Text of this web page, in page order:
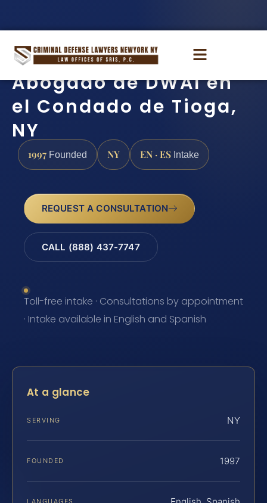
Abogado de DWAI en
el Condado de Tioga,
NY
1997 Founded NY EN · ES Intake
REQUEST A CONSULTATION
CALL (888) 437-7747
Toll-free intake · Consultations by appointment
· Intake available in English and Spanish
At a glance
SERVING NY
FOUNDED 1997
LANGUAGES